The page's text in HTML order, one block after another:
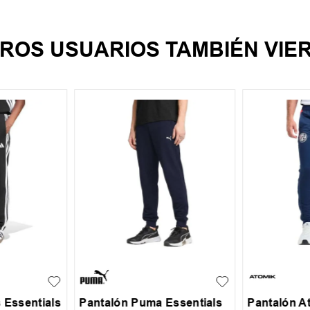
USUARIOS TAMBIÉN
L
Essentials
L XL
Pantalón Puma Essentials
Pantalón